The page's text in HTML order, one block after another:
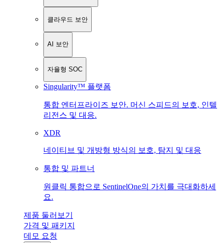
클라우드 보안
AI 보안
자율형 SOC
Singularity™ 플랫폼
통합 엔터프라이즈 보안. 머신 스피드의 보호, 인텔
리전스 및 대응.
XDR
네이티브 및 개방형 방식의 보호, 탐지 및 대응
통합 및 파트너
원클릭 통합으로 SentinelOne의 가치를 극대화하세
요.
제품 둘러보기
가격 및 패키지
데모 요청